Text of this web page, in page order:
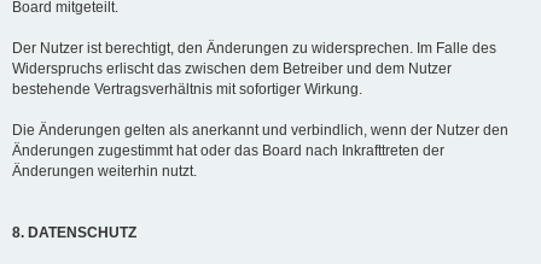
Board mitgeteilt.
Der Nutzer ist berechtigt, den Änderungen zu widersprechen. Im Falle des
Widerspruchs erlischt das zwischen dem Betreiber und dem Nutzer
bestehende Vertragsverhältnis mit sofortiger Wirkung.
Die Änderungen gelten als anerkannt und verbindlich, wenn der Nutzer den
Änderungen zugestimmt hat oder das Board nach Inkrafttreten der
Änderungen weiterhin nutzt.
8. DATENSCHUTZ